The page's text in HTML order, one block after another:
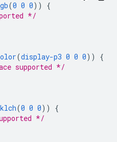
(0 0 0))
{
*/
(display-p3 0 0 0))
{
supported */
(0 0 0))
{
*/